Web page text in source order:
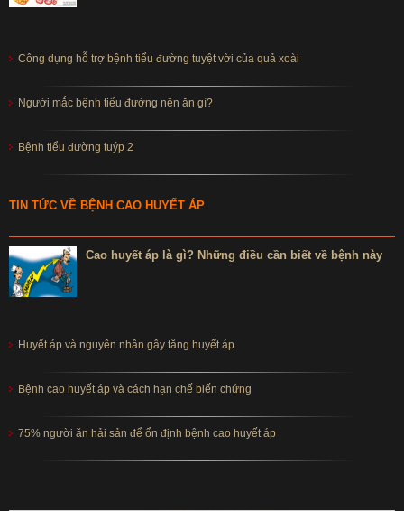
Công dụng hỗ trợ bệnh tiểu đường tuyệt vời của quả xoài
Người mắc bệnh tiểu đường nên ăn gì?
Bệnh tiểu đường tuýp 2
TIN TỨC VỀ BỆNH CAO HUYẾT ÁP
Cao huyết áp là gì? Những điều cần biết về bệnh này
Huyết áp và nguyên nhân gây tăng huyết áp
Bệnh cao huyết áp và cách hạn chế biến chứng
75% người ăn hải sản để ổn định bệnh cao huyết áp